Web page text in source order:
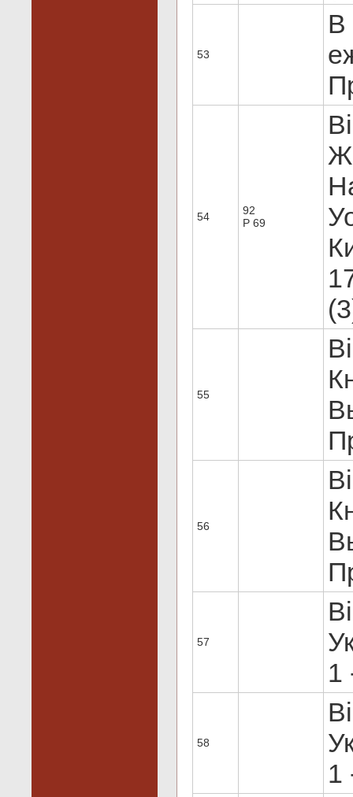
53
В
54
92
Р 69
55
56
57
1
58
1